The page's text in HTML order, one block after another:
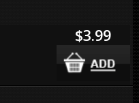
$3.99